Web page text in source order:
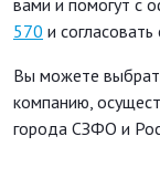
вами и помогут с
570 и
Вы можете
компанию,
города СЗФО и